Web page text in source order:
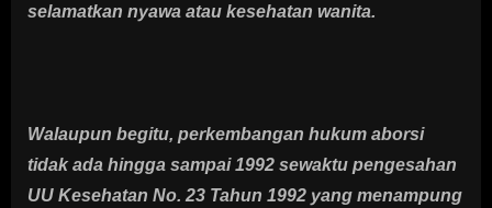
selamatkan nyawa atau kesehatan wanita.
Walaupun begitu, perkembangan hukum aborsi
tidak ada hingga sampai 1992 sewaktu pengesahan
UU Kesehatan No. 23 Tahun 1992 yang menampung